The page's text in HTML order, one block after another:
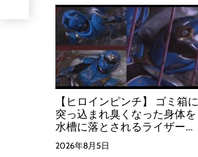
【ヒロインピンチ】 ゴミ箱に
突っ込まれ臭くなった身体を
水槽に落とされるライザーカ
ゲリ
2026年8月5日